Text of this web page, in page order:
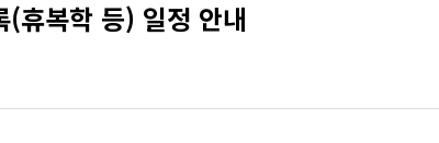
휴복학 등) 일정 안내